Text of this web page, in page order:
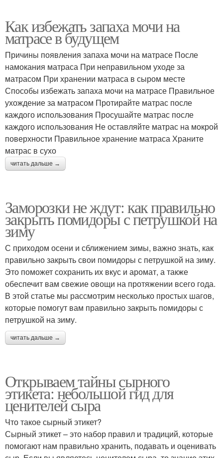
Как избежать запаха мочи на
матрасе в будущем
Причины появления запаха мочи на матрасе После
намокания матраса При неправильном уходе за
матрасом При хранении матраса в сыром месте
Способы избежать запаха мочи на матрасе Правильное
ухождение за матрасом Протирайте матрас после
каждого использования Просушайте матрас после
каждого использования Не оставляйте матрас на мокрой
поверхности Правильное хранение матраса Храните
матрас в сухо
читать дальше →
Заморозки не ждут: как правильно
закрыть помидоры с петрушкой на
зиму
С приходом осени и сближением зимы, важно знать, как
правильно закрыть свои помидоры с петрушкой на зиму.
Это поможет сохранить их вкус и аромат, а также
обеспечит вам свежие овощи на протяжении всего года.
В этой статье мы рассмотрим несколько простых шагов,
которые помогут вам правильно закрыть помидоры с
петрушкой на зиму.
читать дальше →
Открываем тайны сырного
этикета: небольшой гид для
ценителей сыра
Что такое сырный этикет?
Сырный этикет – это набор правил и традиций, которые
помогают нам правильно хранить, подавать и оценивать